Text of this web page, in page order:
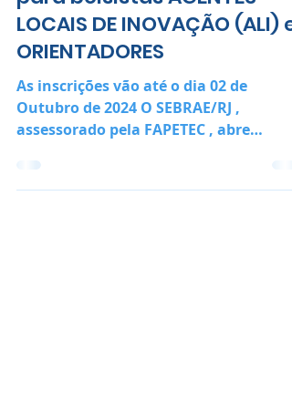
SEBRAE/RJ abre inscrições
para bolsistas AGENTES
LOCAIS DE INOVAÇÃO (ALI) e
ORIENTADORES
Outubro de 2024 O SEBRAE/RJ ,
assessorado pela FAPETEC , abre